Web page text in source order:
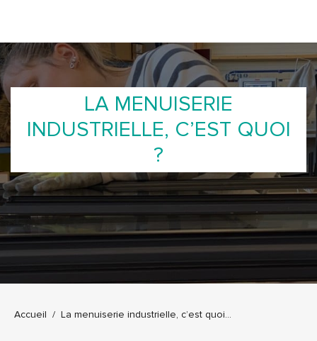
LA MENUISERIE
INDUSTRIELLE, C’EST QUOI
?
Vous êtes ici :
Accueil La menuiserie industrielle, c’est quoi…